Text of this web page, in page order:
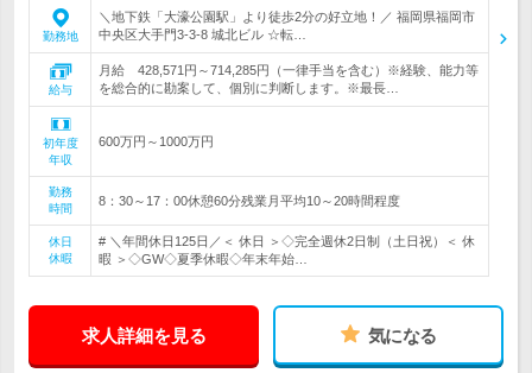
勤務地
＼地下鉄「大濠公園駅」より徒歩2分の好立地！／ 福岡県福岡市
中央区大手門3-3-8 城北ビル ☆転…
給与
月給 428,571円～714,285円（一律手当を含む）※経験、能力等
を総合的に勘案して、個別に判断します。※最長…
初年度
年収
600万円～1000万円
勤務
時間
8：30～17：00休憩60分残業月平均10～20時間程度
休日
休暇
# ＼年間休日125日／＜ 休日 ＞◇完全週休2日制（土日祝）＜ 休
暇 ＞◇GW◇夏季休暇◇年末年始…
求人詳細を見る 気になる